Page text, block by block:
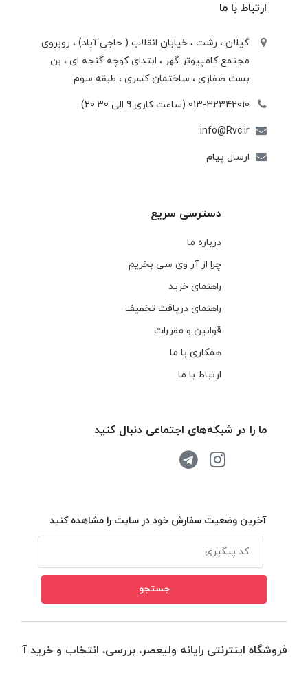
ارتباط با ما
گیلان ، رشت ، خيابان انقلاب ( حاجی آباد) ، روبروی
مجتمع كامپيوتر گهر ، ابتدای كوچه گنجه ای ، بن
بست صفاری ، ساختمان كسری ، طبقه سوم
013-32342010 (ساعت کاری 9 الی 20:30)
info@Rvc.ir
ارسال پیام
دسترسی سریع
درباره ما
چرا از آر وی سی بخریم
راهنمای خرید
راهنمای دریافت تخفیف
قوانین و مقررات
همکاری با ما
ارتباط با ما
ما را در شبکه‌های اجتماعی دنبال کنید
آخرین وضعیت سفارش خود در سایت را مشاهده کنید
فروشگاه اینترنتی رایانه ولیعصر، بررسی، انتخاب و خرید